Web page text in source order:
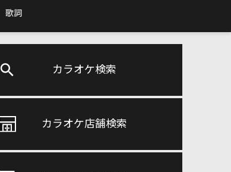
歌詞
カラオケ検索
カラオケ店舗検索